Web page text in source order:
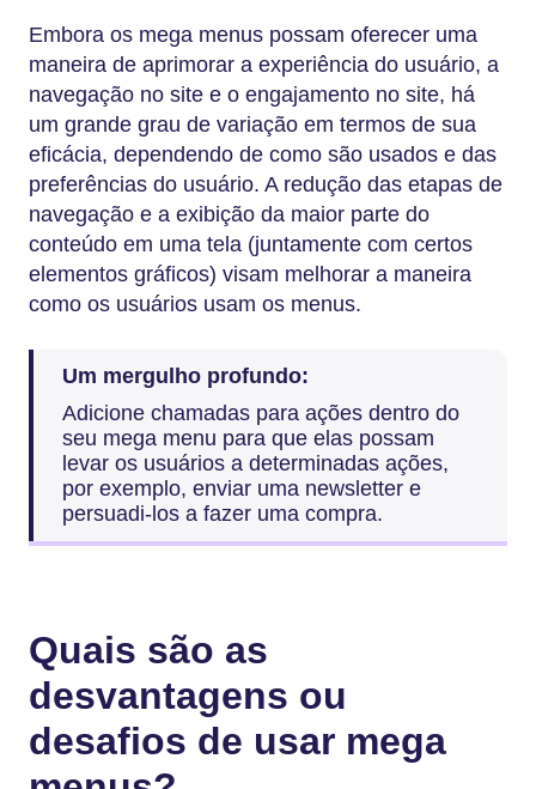
Embora os mega menus possam oferecer uma
maneira de aprimorar a experiência do usuário, a
navegação no site e o engajamento no site, há
um grande grau de variação em termos de sua
eficácia, dependendo de como são usados e das
preferências do usuário. A redução das etapas de
navegação e a exibição da maior parte do
conteúdo em uma tela (juntamente com certos
elementos gráficos) visam melhorar a maneira
como os usuários usam os menus.
Um mergulho profundo:
Adicione chamadas para ações dentro do
seu mega menu para que elas possam
levar os usuários a determinadas ações,
por exemplo, enviar uma newsletter e
persuadi-los a fazer uma compra.
Quais são as
desvantagens ou
desafios de usar mega